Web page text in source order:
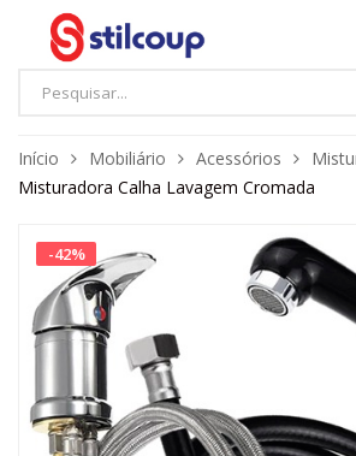
Início Mobiliário Acessórios
Misturadora Calha Lavagem Cromada
-42%